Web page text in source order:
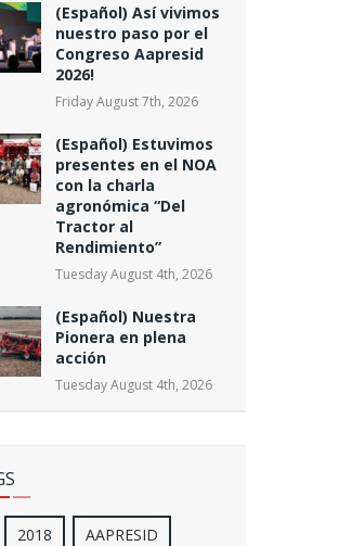
(Español) Así vivimos
nuestro paso por el
Congreso Aapresid
2026!
Friday August 7th, 2026
(Español) Estuvimos
presentes en el NOA
con la charla
agronómica “Del
Tractor al
Rendimiento”
Tuesday August 4th, 2026
(Español) Nuestra
Pionera en plena
acción
Tuesday August 4th, 2026
2018 AAPRESID